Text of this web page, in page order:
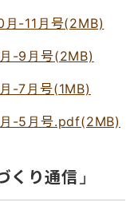
月-11月号(2MB)
-9月号(2MB)
-7月号(1MB)
-5月号.pdf(2MB)
り通信」